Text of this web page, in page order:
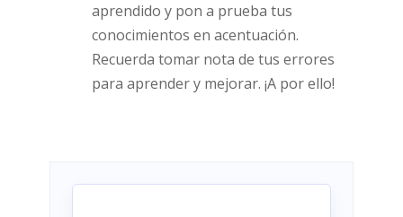
aprendido y pon a prueba tus
conocimientos en acentuación.
Recuerda tomar nota de tus errores
para aprender y mejorar. ¡A por ello!